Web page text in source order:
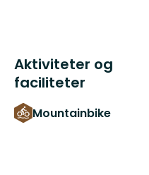
Aktiviteter og
faciliteter
Mountainbike